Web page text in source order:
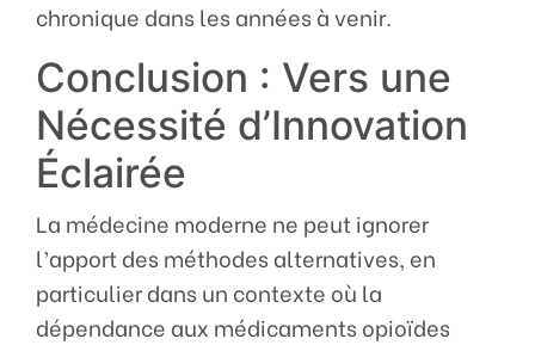
chronique dans les années à venir.
Conclusion : Vers une
Nécessité d’Innovation
Éclairée
La médecine moderne ne peut ignorer
l’apport des méthodes alternatives, en
particulier dans un contexte où la
dépendance aux médicaments opioïdes